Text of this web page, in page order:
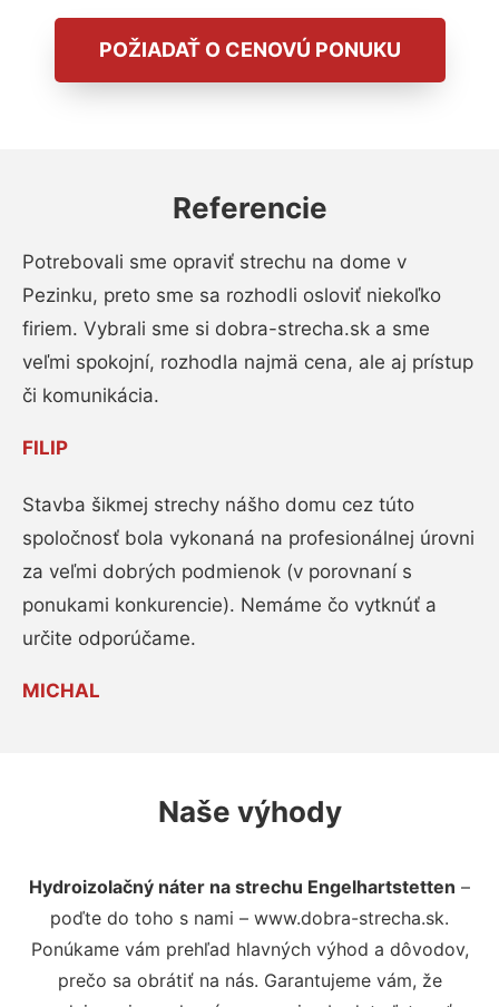
POŽIADAŤ O CENOVÚ PONUKU
Referencie
Potrebovali sme opraviť strechu na dome v
Pezinku, preto sme sa rozhodli osloviť niekoľko
firiem. Vybrali sme si dobra-strecha.sk a sme
veľmi spokojní, rozhodla najmä cena, ale aj prístup
či komunikácia.
FILIP
Stavba šikmej strechy nášho domu cez túto
spoločnosť bola vykonaná na profesionálnej úrovni
za veľmi dobrých podmienok (v porovnaní s
ponukami konkurencie). Nemáme čo vytknúť a
určite odporúčame.
MICHAL
Naše výhody
Hydroizolačný náter na strechu Engelhartstetten –
poďte do toho s nami – www.dobra-strecha.sk.
Ponúkame vám prehľad hlavných výhod a dôvodov,
prečo sa obrátiť na nás. Garantujeme vám, že